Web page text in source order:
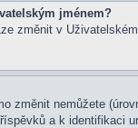
jménem?
změnit v
změnit nemůžete
a k identifikaci